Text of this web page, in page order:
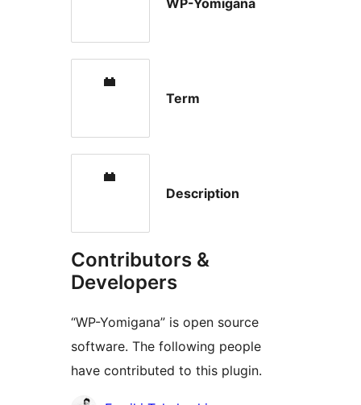
WP-Yomigana
Term
Description
Contributors &
Developers
“WP-Yomigana” is open source
software. The following people
have contributed to this plugin.